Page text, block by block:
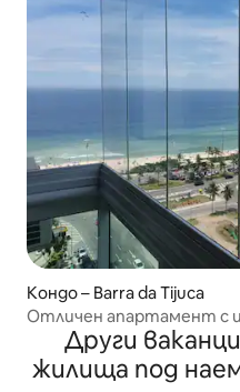
Кондо – Barra da Tijuca
Отличен апартамент с
всекидневна, 2 спални
Други
жилища под